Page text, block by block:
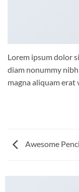
Lorem ipsum dolor
diam nonummy
magna aliquam erat
Awesome